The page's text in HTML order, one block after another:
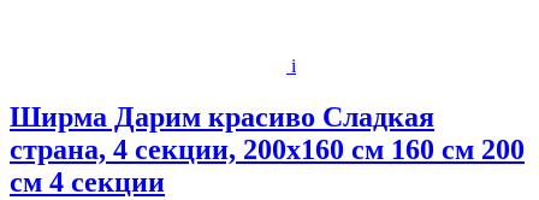
i
Ширма Дарим красиво Сладкая
страна, 4 секции, 200х160 см 160 см 200
см 4 секции